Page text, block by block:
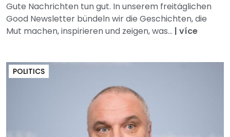
Gute Nachrichten tun gut. In unserem freitäglichen
Good Newsletter bündeln wir die Geschichten, die
Mut machen, inspirieren und zeigen, was... | více
POLITICS